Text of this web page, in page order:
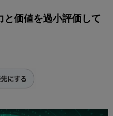
と価値を過小評価して